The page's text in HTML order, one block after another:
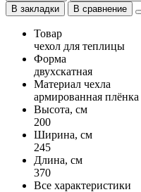
В закладки
В сравнение
Товар
чехол для теплицы
Форма
двухскатная
Материал чехла
армированная плёнка
Высота, см
200
Ширина, см
245
Длина, см
370
Все характеристики